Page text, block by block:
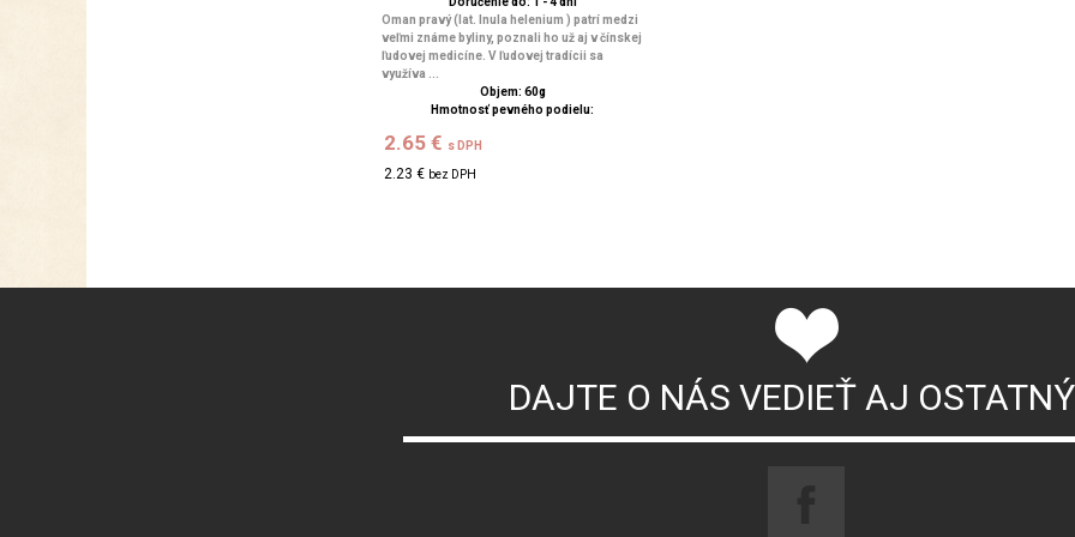
Oman pravý (lat. Inula helenium ) patrí medzi
veľmi známe byliny, poznali ho už aj v čínskej
ľudovej medicíne. V ľudovej tradícii sa
využíva ...
Objem: 60g
Hmotnosť pevného podielu:
2.65 € s DPH
2.23 € bez DPH
DAJTE O NÁS VEDIEŤ AJ